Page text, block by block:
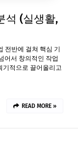
석 (실생활,
전반에 걸쳐 핵심 기
어서 창의적인 작업
기적으로 끌어올리고
READ MORE »